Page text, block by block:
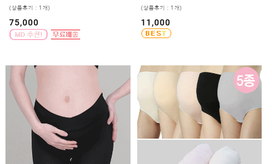
(상품후기 : 1개)
75,000
(상품후기 : 1개)
11,000